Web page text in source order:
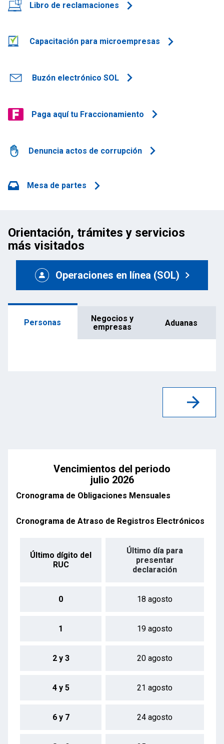
Libro de reclamaciones
Capacitación para microempresas
Buzón electrónico SOL
Paga aquí tu Fraccionamiento
Denuncia actos de corrupción
Mesa de partes
Orientación, trámites y servicios
más visitados
Operaciones en línea (SOL)
Personas
Negocios y
empresas
Aduanas
Vencimientos del periodo
julio 2026
Cronograma de Obligaciones Mensuales
Cronograma de Atraso de Registros Electrónicos
Último dígito del
RUC
Último día para
presentar
declaración
0 18 agosto
1 19 agosto
2 y 3 20 agosto
4 y 5 21 agosto
6 y 7 24 agosto